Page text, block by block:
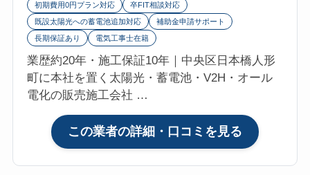
コ
ミ・
は？
マ
イ
初期費用0円プラン対応
卒FIT相談対応
既設太陽光への蓄電池追加対応
補助金申請サポート
長期保証あり
電気工事士在籍
業歴約20年・施工保証10年｜中央区日本橋人形
町に本社を置く太陽光・蓄電池・V2H・オール
電化の販売施工会社 …
この業者の詳細・口コミを見る
株
式